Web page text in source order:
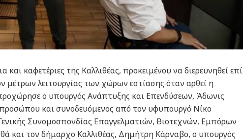
και καφετέριες της Καλλιθέας, προκειμένου να διερευνηθεί επί
μέτρων λειτουργίας των χώρων εστίασης όταν αρθεί η
ο υπουργός Ανάπτυξης και Επενδύσεων, Άδωνις
και συνοδευόμενος από τον υφυπουργό Νίκο
Συνομοσπονδίας Επαγγελματιών, Βιοτεχνών, Εμπόρων
και τον δήμαρχο Καλλιθέας, Δημήτρη Κάρναβο, ο υπουργός